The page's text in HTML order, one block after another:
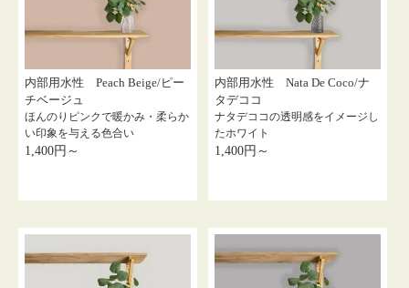
内部用水性 Peach Beige/ピー
チベージュ
ほんのりピンクで暖かみ・柔らか
い印象を与える色合い
1,400円～
内部用水性 Nata De Coco/ナ
タデココ
ナタデココの透明感をイメージし
たホワイト
1,400円～